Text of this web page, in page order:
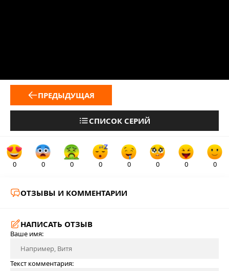
ПРЕДЫДУЩАЯ
СПИСОК СЕРИЙ
0 0 0 0 0 0 0 0
ОТЗЫВЫ И КОММЕНТАРИИ
НАПИСАТЬ ОТЗЫВ
Ваше имя:
Текст комментария: